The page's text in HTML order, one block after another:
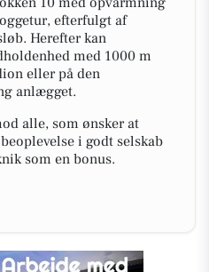
efterfulgt af
Herefter kan
med 1000 m
eller på den
anlægget.
alle, som ønsker at
i godt selskab
som en bonus.